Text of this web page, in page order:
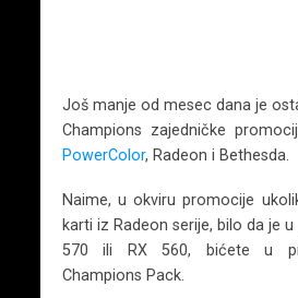
Još manje od mesec dana je
Champions zajedničke
PowerColor, Radeon i Bethesda.
Naime, u okviru promocije
karti iz Radeon serije, bilo da je u
570 ili RX 560, bićete u
Champions Pack.